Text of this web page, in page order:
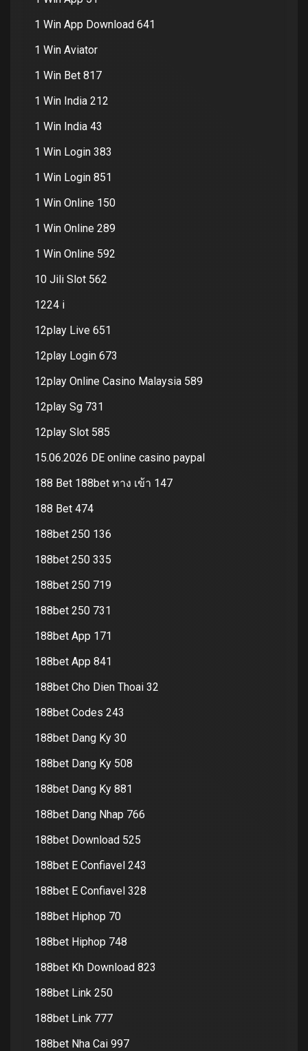
1 Win App Download 641
1 Win Aviator
1 Win Bet 817
1 Win India 212
1 Win India 43
1 Win Login 383
1 Win Login 851
1 Win Online 150
1 Win Online 289
1 Win Online 592
10 Jili Slot 562
1224 i
12play Live 651
12play Login 673
12play Online Casino Malaysia 589
12play Sg 731
12play Slot 585
15.06.2026 DE online casino paypal
188 Bet 188bet ทาง เข้า 147
188 Bet 474
188bet 250 136
188bet 250 335
188bet 250 719
188bet 250 731
188bet App 171
188bet App 841
188bet Cho Dien Thoai 32
188bet Codes 243
188bet Dang Ky 30
188bet Dang Ky 508
188bet Dang Ky 881
188bet Dang Nhap 766
188bet Download 525
188bet E Confiavel 243
188bet E Confiavel 328
188bet Hiphop 70
188bet Hiphop 748
188bet Kh Download 823
188bet Link 250
188bet Link 777
188bet Nha Cai 997